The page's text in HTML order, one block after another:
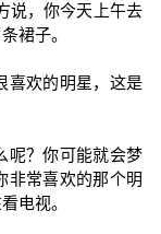
说，你今天上午去
裙子。
喜欢的明星，这是
呢？你可能就会梦
非常喜欢的那个明
电视。